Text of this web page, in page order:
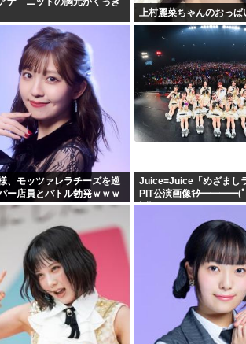
上村麗菜ちゃんのおっぱ
、モッツァレラチーズを巡
ー店員とバトル勃発ｗｗｗ
Juice=Juice「めざまし
PIT公演画像ｷﾀ━━━━(ﾟ
∀ﾟ)━━━━!!